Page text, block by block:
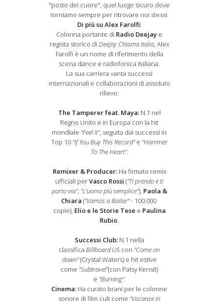
"posto del cuore", quel luogo sicuro dove
torniamo sempre per ritrovare noi stessi.
Di più su Alex Farolfi:
Colonna portante di Radio Deejay e
regista storico di Deejay Chiama Italia, Alex
Farolfi è un nome di riferimento della
scena dance e radiofonica italiana.
La sua carriera vanta successi
internazionali e collaborazioni di assoluto
rilievo:
The Tamperer feat. Maya:N.1 nel
Regno Unito e in Europa con la hit
mondiale "Feel It", seguita dai successi in
Top 10 "If You Buy This Record"e "Hammer
To The Heart".
Remixer & Producer:Ha firmato remix
ufficiali perVasco Rossi ("Ti prendo e ti
porto via", "L'uomo più semplice"), Paola &
Chiara ("Vamos a Bailar"- 100.000
copie), Elio e le Storie Tese e Paulina
Rubio.
Successi Club:N.1 nella
classificaBillboard US con "Come on
down"(Crystal Waters) e hit estive
come "Subtravel"(con Patsy Kensit)
e "Burning".
Cinema: Ha curato brani per le colonne
sonore di film cult come "Vacanze in